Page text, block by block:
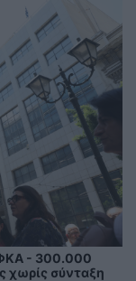
- 300.000
χωρίς σύνταξη